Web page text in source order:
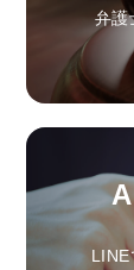
弁護